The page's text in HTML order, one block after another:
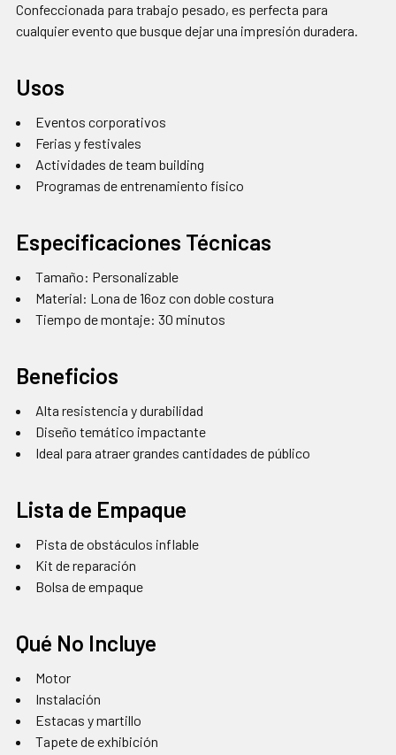
Confeccionada para trabajo pesado, es perfecta para
cualquier evento que busque dejar una impresión duradera.
Usos
Eventos corporativos
Ferias y festivales
Actividades de team building
Programas de entrenamiento físico
Especificaciones Técnicas
Tamaño: Personalizable
Material: Lona de 16oz con doble costura
Tiempo de montaje: 30 minutos
Beneficios
Alta resistencia y durabilidad
Diseño temático impactante
Ideal para atraer grandes cantidades de público
Lista de Empaque
Pista de obstáculos inflable
Kit de reparación
Bolsa de empaque
Qué No Incluye
Motor
Instalación
Estacas y martillo
Tapete de exhibición